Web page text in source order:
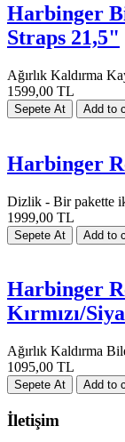
Harbinger
Straps 21,5"
Ağırlık Kaldırma
1599,00 TL
Harbinger
Dizlik - Bir pakette
1999,00 TL
Harbinger
Kırmızı/
Ağırlık Kaldırma
1095,00 TL
İletişim